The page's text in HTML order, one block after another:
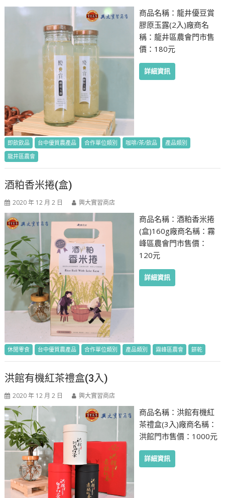
商品名稱：龍井優豆賞
膠原玉露(2入)廠商名
稱：龍井區農會門市售
價：180元
詳細資訊
即飲飲品 台中優質農產品 合作單位類別 咖啡/茶/飲品
產品類別
龍井區農會
酒粕香米捲(盒)
2020 年 12 月 2 日 興大實習商店
商品名稱：酒粕香米捲
(盒)160g廠商名稱：霧
峰區農會門市售價：
120元
詳細資訊
休閒零食 台中優質農產品 合作單位類別 產品類別 霧峰區農會 餅乾
洪館有機紅茶禮盒(3入)
2020 年 12 月 2 日 興大實習商店
商品名稱：洪館有機紅
茶禮盒(3入)廠商名稱：
洪館門市售價：1000元
詳細資訊